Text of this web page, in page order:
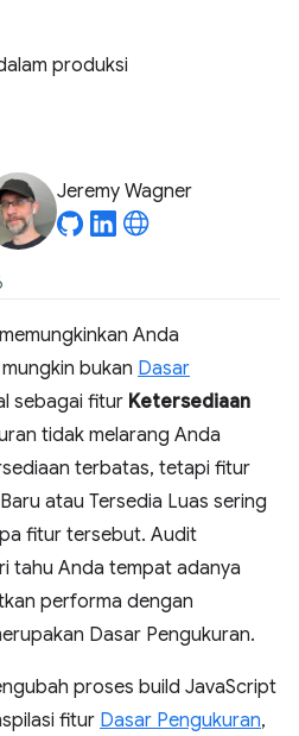
produksi
Jeremy Wagner
Anda
bukan Dasar
sebagai fitur Ketersediaan
tidak melarang Anda
terbatas, tetapi fitur
atau Tersedia Luas sering
fitur tersebut. Audit
tahu Anda tempat adanya
performa dengan
Dasar Pengukuran.
proses build JavaScript
fitur Dasar Pengukuran,